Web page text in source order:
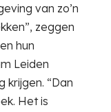
van zo’n
zeggen
hun
Leiden
krijgen. “Dan
Het is